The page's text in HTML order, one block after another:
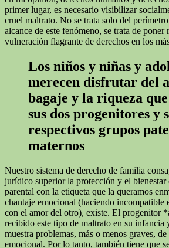
primer lugar, es necesario visibilizar
cruel maltrato. No se trata solo del
alcance de este fenómeno, se trata de poner
vulneración flagrante de derechos en los
Los niños y niñas y
merecen disfrutar del
bagaje y la riqueza
sus dos progenitores y
respectivos grupos
maternos
Nuestro sistema de derecho de familia
jurídico superior la protección y el
parental con la etiqueta que la queramos
chantaje emocional (haciendo incompatible
con el amor del otro), existe. El progenitor
recibido este tipo de maltrato en su infancia
muestra problemas, más o menos graves,
emocional. Por lo tanto, también tiene que